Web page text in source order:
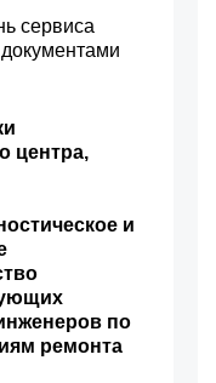
сервиса
центра,
и
по
ремонта